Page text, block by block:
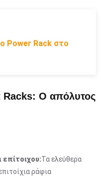
Power Rack στο
Racks: Ο απόλυτος
Τα ελεύθερα
ράφια